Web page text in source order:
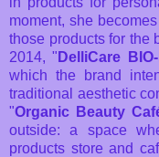
moment, she
those products for the
2014, " DelliCare
which the brand
traditional aesthetic
"Organic Beauty
outside: a space
products store and